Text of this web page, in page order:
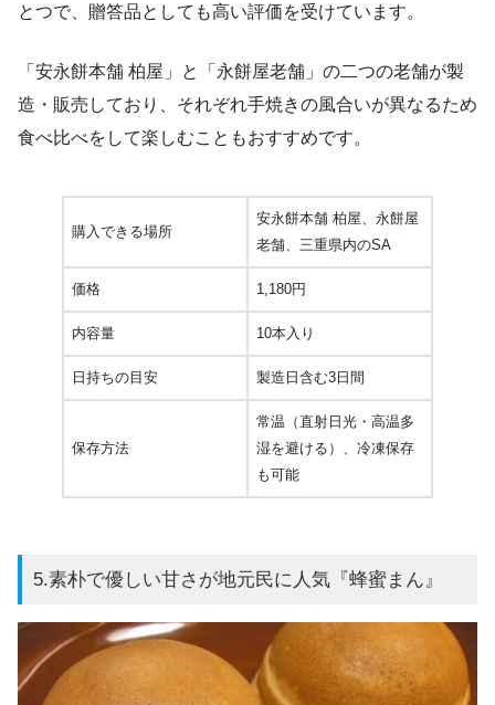
とつで、贈答品としても高い評価を受けています。
「安永餅本舗 柏屋」と「永餅屋老舗」の二つの老舗が製
造・販売しており、それぞれ手焼きの風合いが異なるため
食べ比べをして楽しむこともおすすめです。
購入できる場所
安永餅本舗 柏屋、永餅屋
老舗、三重県内のSA
価格 1,180円
内容量 10本入り
日持ちの目安 製造日含む3日間
保存方法
常温（直射日光・高温多
湿を避ける）、冷凍保存
も可能
5.素朴で優しい甘さが地元民に人気『蜂蜜まん』